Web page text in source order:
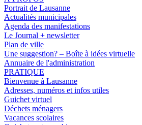
Portrait de Lausanne
Actualités municipales
Agenda des manifestations
Le Journal + newsletter
Plan de ville
Une suggestion? – Boîte à idées virtuelle
Annuaire de l'administration
PRATIQUE
Bienvenue à Lausanne
Adresses, numéros et infos utiles
Guichet virtuel
Déchets ménagers
Vacances scolaires